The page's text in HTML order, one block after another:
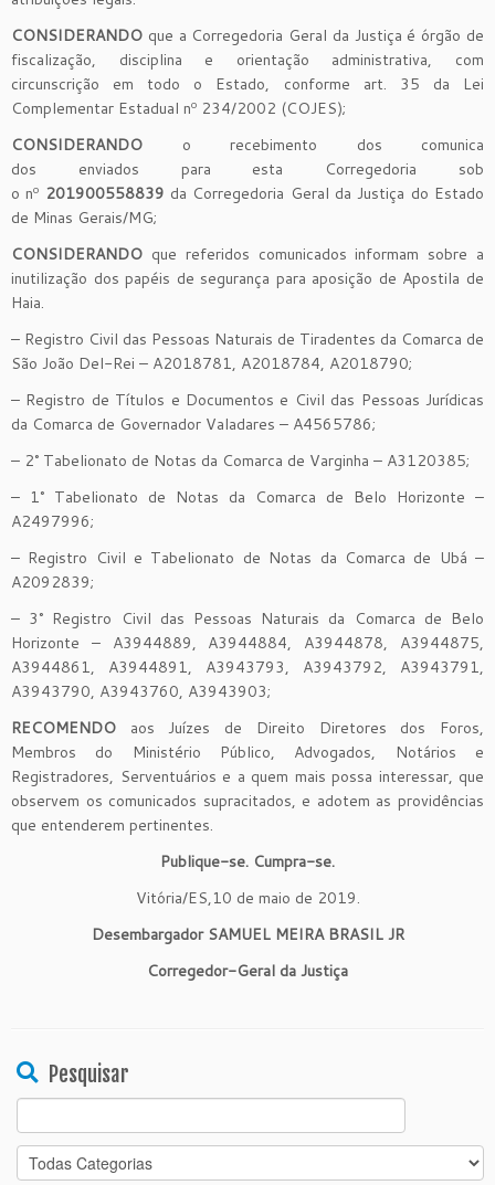
CONSIDERANDO que a Corregedoria Geral da Justiça é órgão de
fiscalização, disciplina e orientação administrativa, com
circunscrição em todo o Estado, conforme art. 35 da Lei
Complementar Estadual nº 234/2002 (COJES);
CONSIDERANDO o recebimento dos comunica
dos enviados para esta Corregedoria sob
o nº 201900558839 da Corregedoria Geral da Justiça do Estado
de Minas Gerais/MG;
CONSIDERANDO que referidos comunicados informam sobre a
inutilização dos papéis de segurança para aposição de Apostila de
Haia.
– Registro Civil das Pessoas Naturais de Tiradentes da Comarca de
São João Del-Rei – A2018781, A2018784, A2018790;
– Registro de Títulos e Documentos e Civil das Pessoas Jurídicas
da Comarca de Governador Valadares – A4565786;
– 2° Tabelionato de Notas da Comarca de Varginha – A3120385;
– 1° Tabelionato de Notas da Comarca de Belo Horizonte –
A2497996;
– Registro Civil e Tabelionato de Notas da Comarca de Ubá –
A2092839;
– 3° Registro Civil das Pessoas Naturais da Comarca de Belo
Horizonte – A3944889, A3944884, A3944878, A3944875,
A3944861, A3944891, A3943793, A3943792, A3943791,
A3943790, A3943760, A3943903;
RECOMENDO aos Juízes de Direito Diretores dos Foros,
Membros do Ministério Público, Advogados, Notários e
Registradores, Serventuários e a quem mais possa interessar, que
observem os comunicados supracitados, e adotem as providências
que entenderem pertinentes.
Publique-se. Cumpra-se.
Vitória/ES,10 de maio de 2019.
Desembargador SAMUEL MEIRA BRASIL JR
Corregedor-Geral da Justiça
Pesquisar
Search
for: